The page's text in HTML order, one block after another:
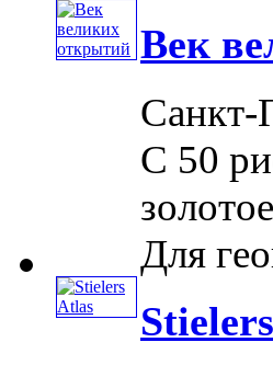
Век
Санкт-
С 50
Для